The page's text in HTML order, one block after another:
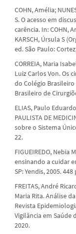
COHN, Amélia;
S. O acesso em
carência. In: COHN,
KARSCH, Úrsula S
ed. São Paulo:
CORREIA, Maria
Luiz Carlos Von. Os
do Colégio
Brasileiro de
ELIAS, Paulo
PAULISTA DE
sobre o Sistema
22.
FIGUEIREDO, Nebia
ensinando a cuidar
SP: Yendis, 2005. 448
FREITAS, André
Maria Rita. Análise
Revista
Vigilância em Saúde
2020.